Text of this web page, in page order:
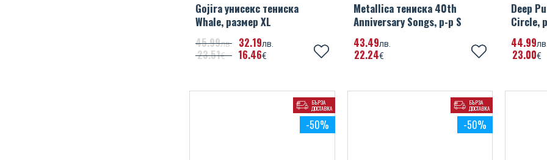
Gojira унисекс тениска
Whale, размер XL
4599лв.
2351€
32 19лв.
16 46€
Metallica тениска 40th
Anniversary Songs, р-р S
4349лв.
2224€
Deep
Circle,
44 99лв.
23 00€
БЪРЗА
ДОСТАВКА
-50%
БЪРЗА
ДОСТАВКА
-50%